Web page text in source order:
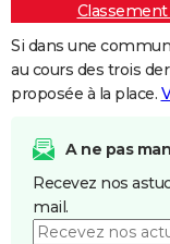
Classement
Si dans une
au cours des trois
proposée à la place.
A ne pas
Recevez nos
mail.